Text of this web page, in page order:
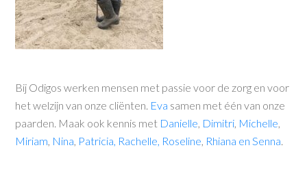
Bij Odigos werken mensen met passie voor de zorg en voor
het welzijn van onze cliënten. Eva samen met één van onze
paarden. Maak ook kennis met Danielle, Dimitri, Michelle,
Miriam, Nina, Patricia, Rachelle, Roseline, Rhiana en Senna.